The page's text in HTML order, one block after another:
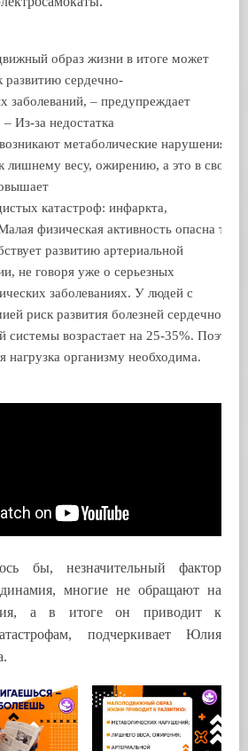
образ жизни в итоге может
развитию сердечно-
заболеваний, – предупреждает
– Из-за недостатка
метаболические нарушения,
лишнему весу, ожирению, а это в свою
катастроф: инфаркта,
физическая активность опасна тем,
развитию артериальной
не говоря уже о серьезных
заболеваниях. У людей с
риск развития болезней сердечно-
системы возрастает на 25-35%. Поэтому
нагрузка организму необходима.
бы, незначительный фактор
многие не обращают на
а в итоге он приводит к
подчеркивает Юлия